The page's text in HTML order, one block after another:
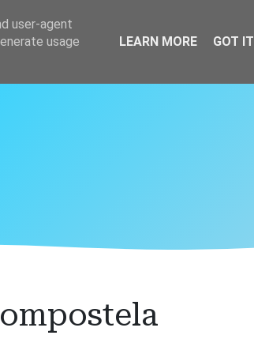
user-agent
usage
LEARN MORE GOT IT